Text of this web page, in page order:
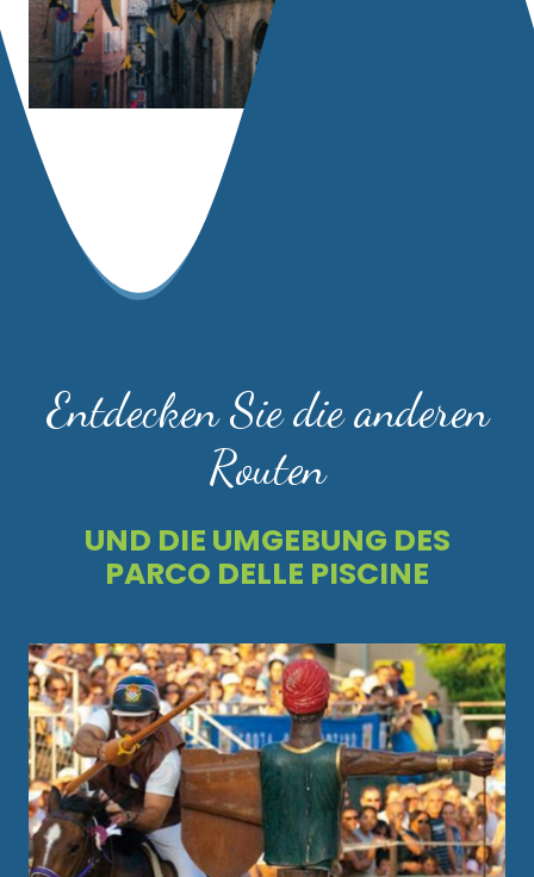
Entdecken Sie die anderen
Routen
UND DIE UMGEBUNG DES
PARCO DELLE PISCINE